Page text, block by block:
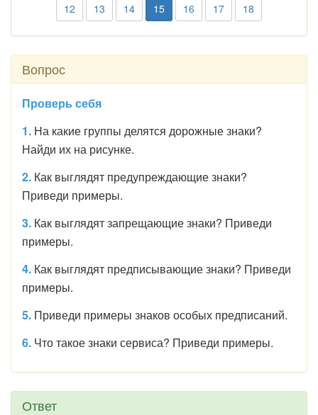
12 13 14 15 16 17 18
Вопрос
Проверь себя
1. На какие группы делятся дорожные знаки?
Найди их на рисунке.
2. Как выглядят предупреждающие знаки?
Приведи примеры.
3. Как выглядят запрещающие знаки? Приведи
примеры.
4. Как выглядят предписывающие знаки? Приведи
примеры.
5. Приведи примеры знаков особых предписаний.
6. Что такое знаки сервиса? Приведи примеры.
Ответ